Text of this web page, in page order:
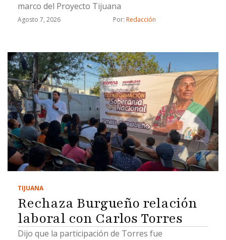
marco del Proyecto Tijuana
Agosto 7, 2026 Por: Redacción
TIJUANA
Rechaza Burgueño relación
laboral con Carlos Torres
Dijo que la participación de Torres fue